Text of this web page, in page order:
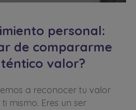
personal:
de compararme
valor?
a reconocer tu valor
mismo. Eres un ser